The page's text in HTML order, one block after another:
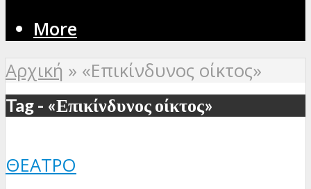
More
Αρχική » «Επικίνδυνος οίκτος»
Tag - «Επικίνδυνος οίκτος»
ΘΈΑΤΡΟ